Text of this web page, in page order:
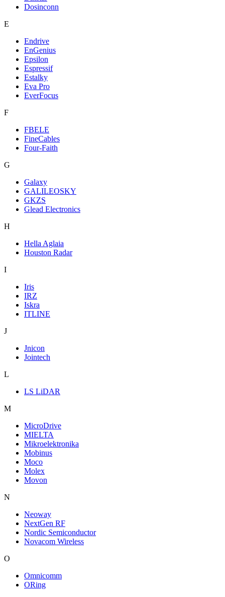
Dosinconn
E
Endrive
EnGenius
Epsilon
Espressif
Estalky
Eva Pro
EverFocus
F
FBELE
FineCables
Four-Faith
G
Galaxy
GALILEOSKY
GKZS
Glead Electronics
H
Hella Aglaia
Houston Radar
I
Iris
IRZ
Iskra
ITLINE
J
Jnicon
Jointech
L
LS LiDAR
M
MicroDrive
MIELTA
Mikroelektronika
Mobinus
Moco
Molex
Movon
N
Neoway
NextGen RF
Nordic Semiconductor
Novacom Wireless
O
Omnicomm
ORing